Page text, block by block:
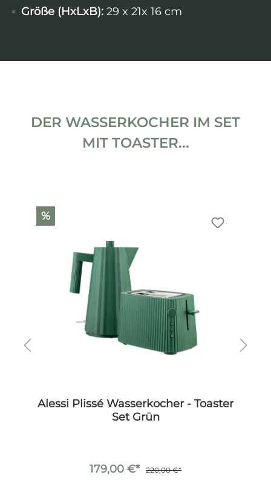
Größe (HxLxB): 29 x 21x 16 cm
DER WASSERKOCHER IM SET
MIT TOASTER...
Produktgalerie überspringen
%
Alessi Plissé Wasserkocher - Toaster
Set Grün
179,00 €* 220,00 €*